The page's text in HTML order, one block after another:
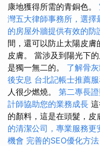
康地獲得所需的青銅色。
灣五大律師事務所，選擇
的房屋外牆提供有效的防
間，還可以防止太陽皮
皮膚。 當涉及到陽光下
是獨一無二的。 了解骨
後安息 台北記帳士推薦
人很少燃燒。 第二專長
計師協助您的業務成長
的顏料，這是在頭髮，皮
的清潔公司，專業服務更
機會 完善的SEO優化方法